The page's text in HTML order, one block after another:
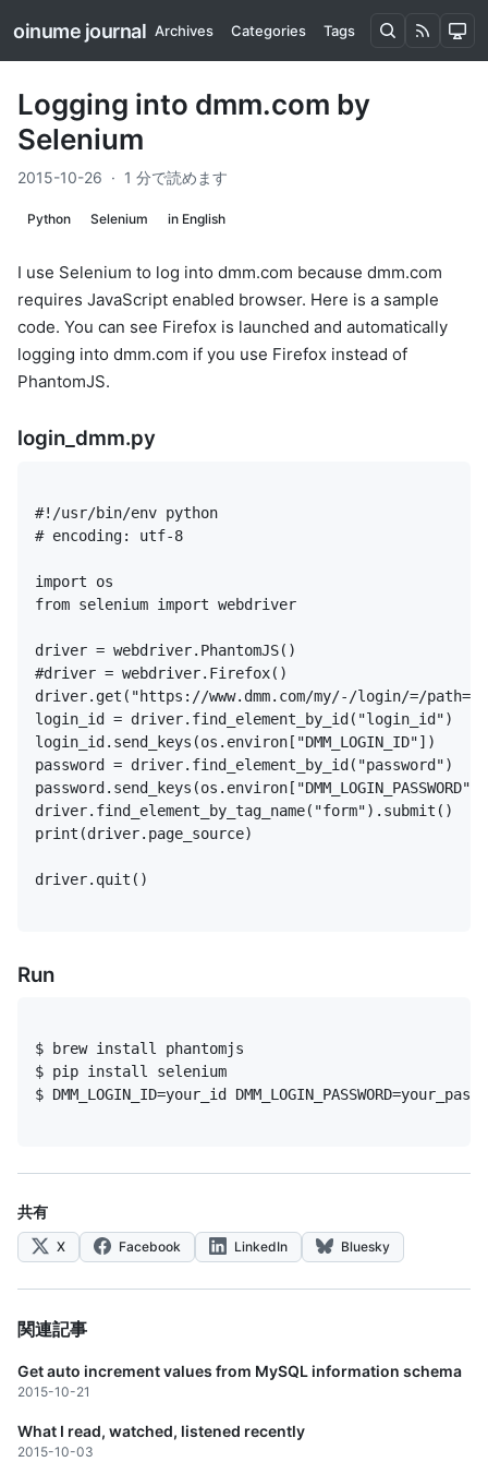
oinume journal Archives Categories Tags
Logging into dmm.com by
Selenium
2015-10-26 · 1 分で読めます
Python Selenium in English
I use Selenium to log into dmm.com because dmm.com
requires JavaScript enabled browser. Here is a sample
code. You can see Firefox is launched and automatically
logging into dmm.com if you use Firefox instead of
PhantomJS.
login_dmm.py
driver.quit()
Run
$ DMM_LOGIN_ID=your_id
共有
X Facebook LinkedIn Bluesky
関連記事
Get auto increment values from MySQL information schema
2015-10-21
What I read, watched, listened recently
2015-10-03